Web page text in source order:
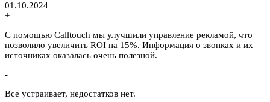
01.10.2024
+
С помощью Calltouch мы улучшили управление рекламой, что
позволило увеличить ROI на 15%. Информация о звонках и их
источниках оказалась очень полезной.
-
Все устраивает, недостатков нет.